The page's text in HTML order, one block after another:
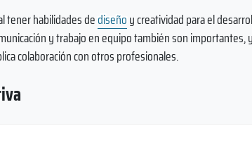
tener habilidades dediseñoy creatividad para el
y trabajo en equipo también son importantes,
colaboración con otros profesionales.